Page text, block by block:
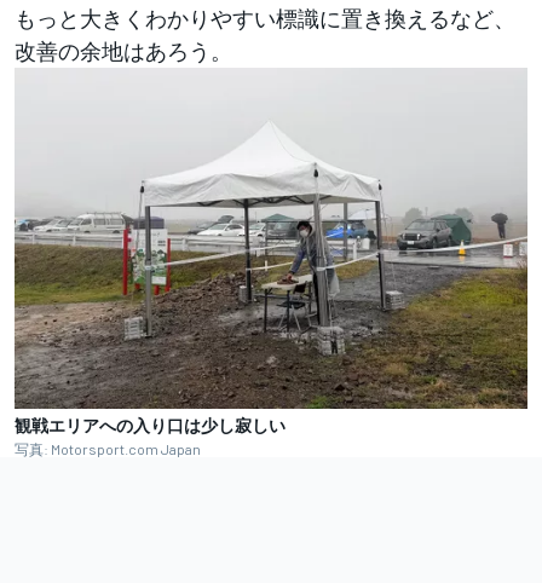
もっと大きくわかりやすい標識に置き換えるなど、
改善の余地はあろう。
観戦エリアへの入り口は少し寂しい
写真: Motorsport.com Japan